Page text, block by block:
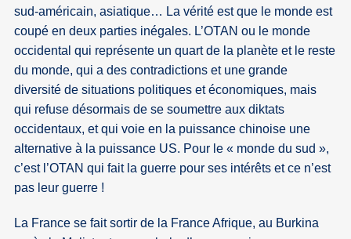
sud-américain, asiatique… La vérité est que le monde est
coupé en deux parties inégales. L’OTAN ou le monde
occidental qui représente un quart de la planète et le reste
du monde, qui a des contradictions et une grande
diversité de situations politiques et économiques, mais
qui refuse désormais de se soumettre aux diktats
occidentaux, et qui voie en la puissance chinoise une
alternative à la puissance US. Pour le « monde du sud »,
c’est l’OTAN qui fait la guerre pour ses intérêts et ce n’est
pas leur guerre !
La France se fait sortir de la France Afrique, au Burkina